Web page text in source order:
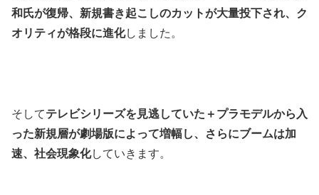
和氏が復帰、新規書き起こしのカットが大量投下され、ク
オリティが格段に進化しました。
そしてテレビシリーズを見逃していた＋プラモデルから入
った新規層が劇場版によって増幅し、さらにブームは加
速、社会現象化していきます。